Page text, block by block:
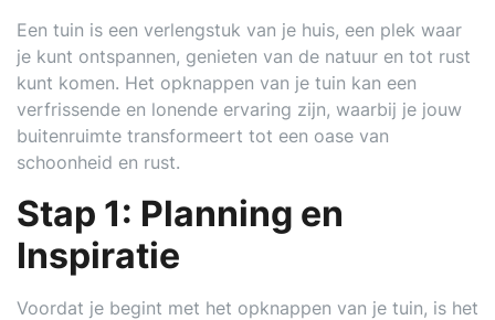
Een tuin is een verlengstuk van je huis, een plek waar
je kunt ontspannen, genieten van de natuur en tot rust
kunt komen. Het opknappen van je tuin kan een
verfrissende en lonende ervaring zijn, waarbij je jouw
buitenruimte transformeert tot een oase van
schoonheid en rust.
Stap 1: Planning en
Inspiratie
Voordat je begint met het opknappen van je tuin, is het